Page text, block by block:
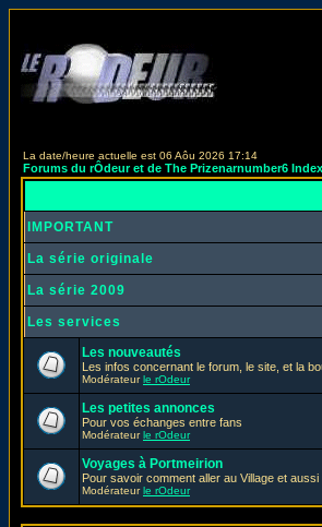
La date/heure actuelle est 06 Aôu 2026 17:14
Forums du rÔdeur et de The Prizenarnumber6
IMPORTANT
La série originale
La série 2009
Les services
Les nouveautés
Les infos concernant le forum, le site, et la
Modérateurle rOdeur
Les petites annonces
Pour vos échanges entre fans
Modérateurle rOdeur
Voyages à Portmeirion
Pour savoir comment aller au Village et
Modérateurle rOdeur